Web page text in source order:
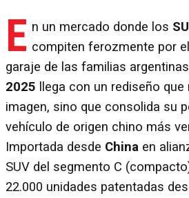
E n un mercado donde los
compiten ferozmente por
garaje de las familias
2025 llega con un rediseño
imagen, sino que consolida su
vehículo de origen chino más
Importada desde China en
SUV del segmento C
22.000 unidades patentadas